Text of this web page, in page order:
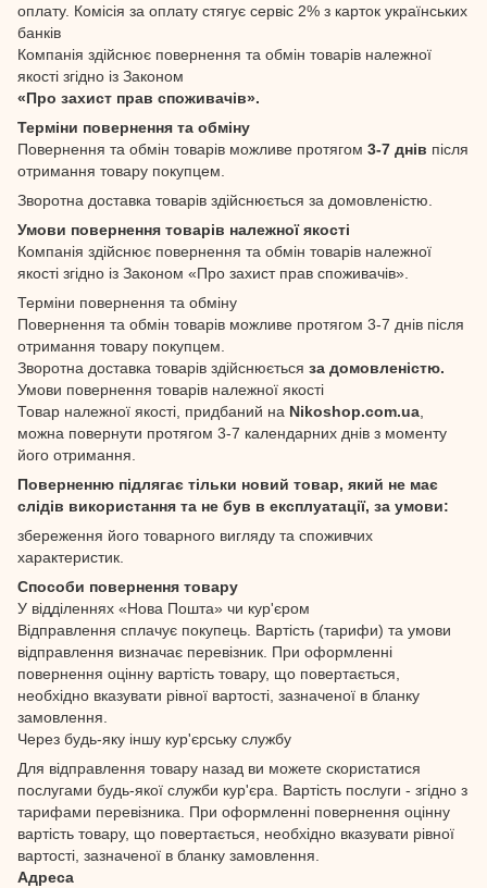
оплату. Комісія за оплату стягує сервіс 2% з карток українських
банків
Компанія здійснює повернення та обмін товарів належної
якості згідно із Законом
«Про захист прав споживачів».
Терміни повернення та обміну
Повернення та обмін товарів можливе протягом 3-7 днів після
отримання товару покупцем.
Зворотна доставка товарів здійснюється за домовленістю.
Умови повернення товарів належної якості
Компанія здійснює повернення та обмін товарів належної
якості згідно із Законом «Про захист прав споживачів».
Терміни повернення та обміну
Повернення та обмін товарів можливе протягом 3-7 днів після
отримання товару покупцем.
Зворотна доставка товарів здійснюється за домовленістю.
Умови повернення товарів належної якості
Товар належної якості, придбаний на Nikoshop.com.ua
можна повернути протягом 3-7 календарних днів з моменту
його отримання.
Поверненню підлягає тільки новий товар, який не має
слідів використання та не був в експлуатації, за умови:
збереження його товарного вигляду та споживчих
характеристик.
Способи повернення товару
У відділеннях «Нова Пошта» чи кур'єром
Відправлення сплачує покупець. Вартість (тарифи) та умови
відправлення визначає перевізник. При оформленні
повернення оцінну вартість товару, що повертається,
необхідно вказувати рівної вартості, зазначеної в бланку
замовлення.
Через будь-яку іншу кур'єрську службу
Для відправлення товару назад ви можете скористатися
послугами будь-якої служби кур'єра. Вартість послуги - згідно з
тарифами перевізника. При оформленні повернення оцінну
вартість товару, що повертається, необхідно вказувати рівної
вартості, зазначеної в бланку замовлення.
Адреса